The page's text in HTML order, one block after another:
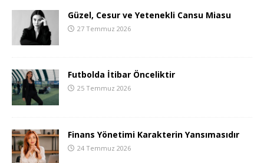
Güzel, Cesur ve Yetenekli Cansu Miasu
27 Temmuz 2026
Futbolda İtibar Önceliktir
25 Temmuz 2026
Finans Yönetimi Karakterin Yansımasıdır
24 Temmuz 2026